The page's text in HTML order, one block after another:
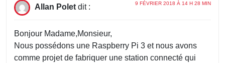
Allan Polet dit : 9 FÉVRIER 2018 À 14 H 28 MIN
Bonjour Madame,Monsieur,
Nous possédons une Raspberry Pi 3 et nous avons
comme projet de fabriquer une station connecté qui